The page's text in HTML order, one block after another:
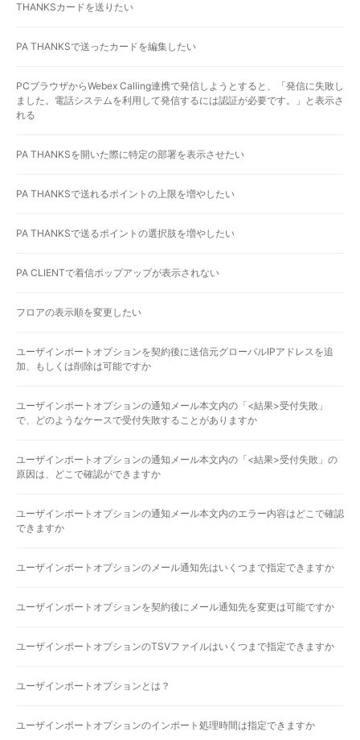
THANKSカードを送りたい
PA THANKSで送ったカードを編集したい
PCブラウザからWebex Calling連携で発信しようとすると、「発信に失敗し
ました。電話システムを利用して発信するには認証が必要です。」と表示さ
れる
PA THANKSを開いた際に特定の部署を表示させたい
PA THANKSで送れるポイントの上限を増やしたい
PA THANKSで送るポイントの選択肢を増やしたい
PA CLIENTで着信ポップアップが表示されない
フロアの表示順を変更したい
ユーザインポートオプションを契約後に送信元グローバルIPアドレスを追
加、もしくは削除は可能ですか
ユーザインポートオプションの通知メール本文内の「<結果>受付失敗」
で、どのようなケースで受付失敗することがありますか
ユーザインポートオプションの通知メール本文内の「<結果>受付失敗」の
原因は、どこで確認ができますか
ユーザインポートオプションの通知メール本文内のエラー内容はどこで確認
できますか
ユーザインポートオプションのメール通知先はいくつまで指定できますか
ユーザインポートオプションを契約後にメール通知先を変更は可能ですか
ユーザインポートオプションのTSVファイルはいくつまで指定できますか
ユーザインポートオプションとは？
ユーザインポートオプションのインポート処理時間は指定できますか